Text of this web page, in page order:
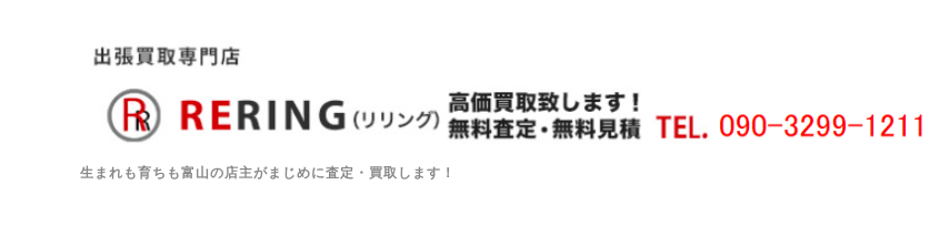
生まれも育ちも富山の店主がまじめに査定・買取します！